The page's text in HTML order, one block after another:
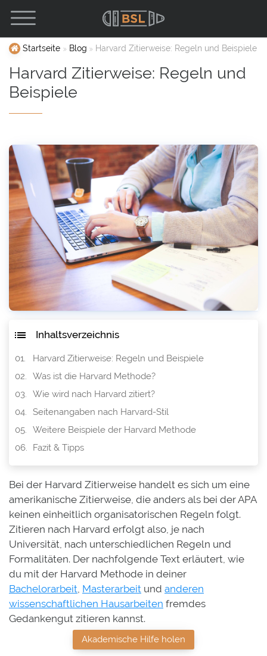
Startseite Blog Harvard Zitierweise: Regeln und Beispiele
Harvard Zitierweise: Regeln und
Beispiele
Inhaltsverzeichnis
Harvard Zitierweise: Regeln und Beispiele
Was ist die Harvard Methode?
Wie wird nach Harvard zitiert?
Seitenangaben nach Harvard-Stil
Weitere Beispiele der Harvard Methode
Fazit & Tipps
Bei der Harvard Zitierweise handelt es sich um eine
amerikanische Zitierweise, die anders als bei der APA
keinen einheitlich organisatorischen Regeln folgt.
Zitieren nach Harvard erfolgt also, je nach
Universität, nach unterschiedlichen Regeln und
Formalitäten. Der nachfolgende Text erläutert, wie
du mit der Harvard Methode in deiner
Bachelorarbeit Masterarbeit und anderen
wissenschaftlichen Hausarbeiten fremdes
Gedankengut zitieren kannst.
Akademische Hilfe holen